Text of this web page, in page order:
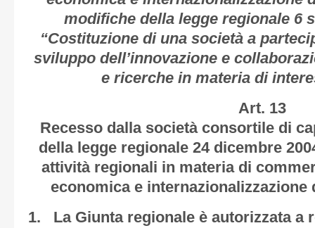
modifiche della legge regionale 6
“Costituzione di una società a
sviluppo dell’innovazione e
e ricerche in materia di
Art. 13
Recesso dalla società consortile di
della legge regionale 24 dicembre
attività regionali in materia di
economica e internazionalizzazione
1. La Giunta regionale è autorizzata a